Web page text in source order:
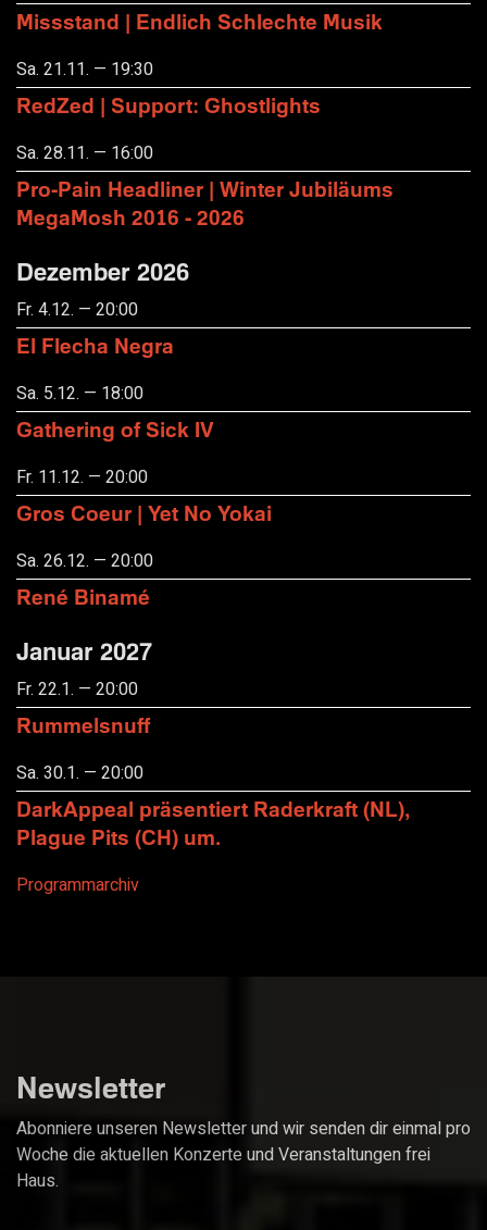
Missstand | Endlich Schlechte Musik
Sa. 21.11. — 19:30
RedZed | Support: Ghostlights
Sa. 28.11. — 16:00
Pro-Pain Headliner | Winter Jubiläums
MegaMosh 2016 - 2026
Dezember 2026
Fr. 4.12. — 20:00
El Flecha Negra
Sa. 5.12. — 18:00
Gathering of Sick IV
Fr. 11.12. — 20:00
Gros Coeur | Yet No Yokai
Sa. 26.12. — 20:00
René Binamé
Januar 2027
Fr. 22.1. — 20:00
Rummelsnuff
Sa. 30.1. — 20:00
DarkAppeal präsentiert Raderkraft (NL),
Plague Pits (CH) um.
Programmarchiv
Newsletter
Abonniere unseren Newsletter und wir senden dir einmal pro
Woche die aktuellen Konzerte und Veranstaltungen frei
Haus.